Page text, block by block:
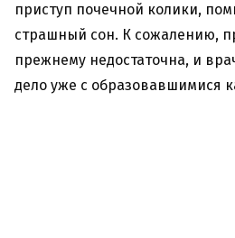
приступ почечной колики,
страшный сон. К сожалению,
прежнему недостаточна, и
дело уже с образовавшимися